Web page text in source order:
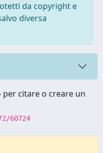
da copyright e
diversa
citare o creare un
60724